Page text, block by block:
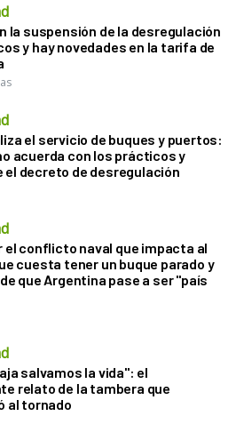
la suspensión de la desregulación
y hay novedades en la tarifa de
el servicio de buques y puertos:
acuerda con los prácticos y
el decreto de desregulación
el conflicto naval que impacta al
cuesta tener un buque parado y
que Argentina pase a ser "país
salvamos la vida": el
relato de la tambera que
al tornado